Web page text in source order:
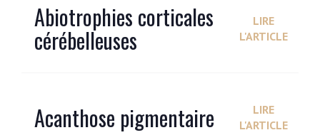
Abiotrophies corticales
cérébelleuses
LIRE
L'ARTICLE
Acanthose pigmentaire
LIRE
L'ARTICLE